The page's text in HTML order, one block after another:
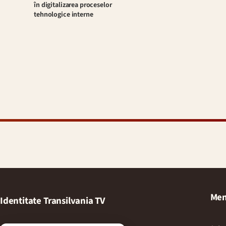
în digitalizarea proceselor
tehnologice interne
Identitate Transilvania TV